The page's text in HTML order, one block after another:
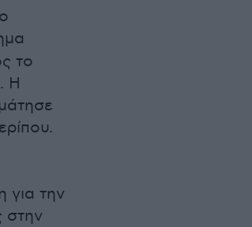
το
Η
για την
στην